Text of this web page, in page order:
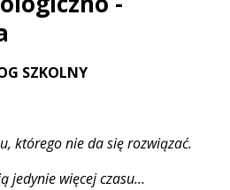
SZKOLNY
którego nie da się rozwiązać.
jedynie więcej czasu…